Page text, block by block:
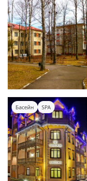
Басейн SPA